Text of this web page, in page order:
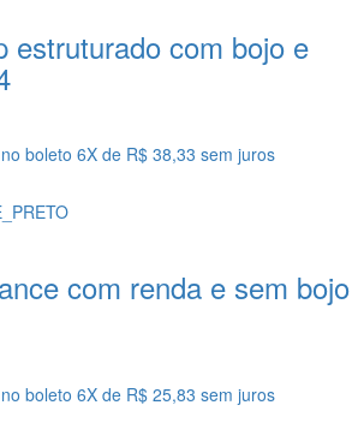
estruturado com bojo e
boleto 6X de R$ 38,33 sem juros
com renda e sem bojo
boleto 6X de R$ 25,83 sem juros